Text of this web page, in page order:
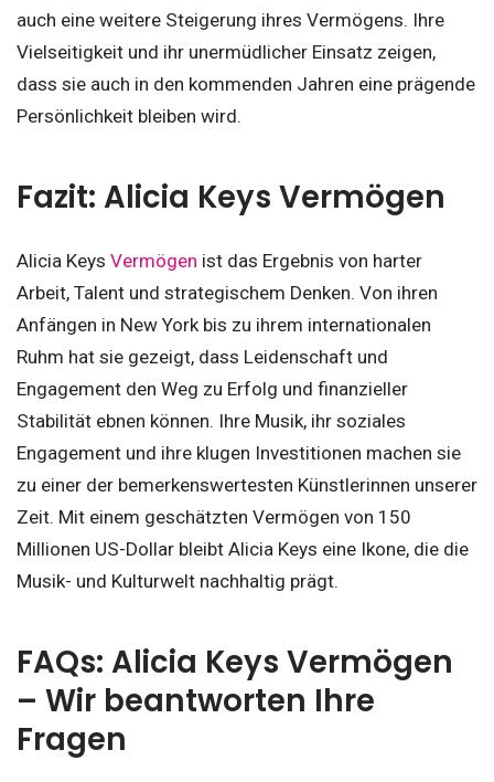
auch eine weitere Steigerung ihres Vermögens. Ihre
Vielseitigkeit und ihr unermüdlicher Einsatz zeigen,
dass sie auch in den kommenden Jahren eine prägende
Persönlichkeit bleiben wird.
Fazit: Alicia Keys Vermögen
Alicia Keys Vermögen ist das Ergebnis von harter
Arbeit, Talent und strategischem Denken. Von ihren
Anfängen in New York bis zu ihrem internationalen
Ruhm hat sie gezeigt, dass Leidenschaft und
Engagement den Weg zu Erfolg und finanzieller
Stabilität ebnen können. Ihre Musik, ihr soziales
Engagement und ihre klugen Investitionen machen sie
zu einer der bemerkenswertesten Künstlerinnen unserer
Zeit. Mit einem geschätzten Vermögen von 150
Millionen US-Dollar bleibt Alicia Keys eine Ikone, die die
Musik- und Kulturwelt nachhaltig prägt.
FAQs: Alicia Keys Vermögen
– Wir beantworten Ihre
Fragen